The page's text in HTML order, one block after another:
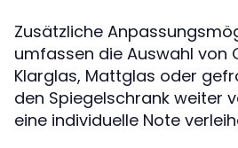
Zusätzliche
umfassen die Auswahl von
Klarglas, Mattglas oder
den Spiegelschrank weiter
eine individuelle Note